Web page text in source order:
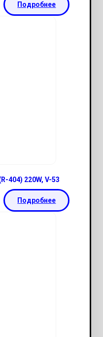
Подробнее
404) 220W, V-53
Подробнее